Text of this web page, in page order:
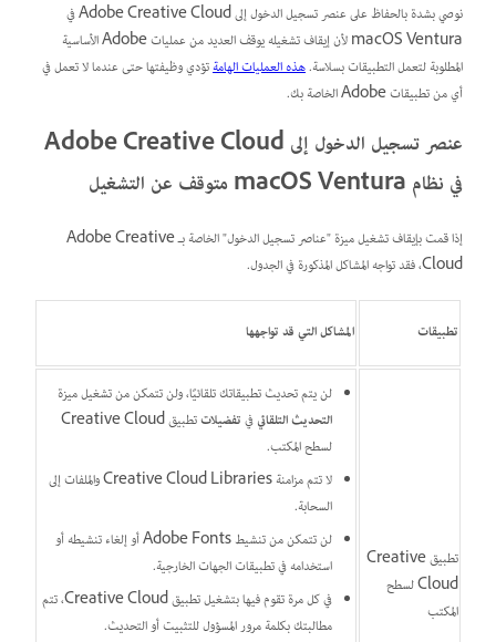
نوصي بشدة بالحفاظ على عنصر تسجيل الدخول إلى Adobe Creative Cloud في
macOS Ventura لأن إيقاف تشغيله يوقف العديد من عمليات Adobe الأساسية
المطلوبة لتعمل التطبيقات بسلاسة.هذه العمليات الهامةتؤدي وظيفتها حتى عندما لا تعمل في
أي من تطبيقات Adobe الخاصة بك.
عنصر تسجيل الدخول إلى Adobe Creative Cloud
في نظام macOS Ventura متوقف عن التشغيل
إذا قمت بإيقاف تشغيل ميزة "عناصر تسجيل الدخول" الخاصة بـ Adobe Creative
Cloud، فقد تواجه المشاكل المذكورة في الجدول.
تطبيقات المشاكل التي قد تواجهها
تطبيق Creative
Cloud لسطح
المكتب
لن يتم تحديث تطبيقاتك تلقائيًا، ولن تتمكن من تشغيل ميزة
التحديث التلقائيفيتفضيلات
تطبيق Creative Cloud
لسطح المكتب.
لا تتم مزامنة Creative Cloud Libraries والملفات إلى
السحابة.
لن تتمكن من تنشيط Adobe Fonts أو إلغاء تنشيطه أو
استخدامه في تطبيقات الجهات الخارجية.
في كل مرة تقوم فيها بتشغيل تطبيق Creative Cloud، تتم
مطالبتك بكلمة مرور المسؤول للتثبيت أو التحديث.